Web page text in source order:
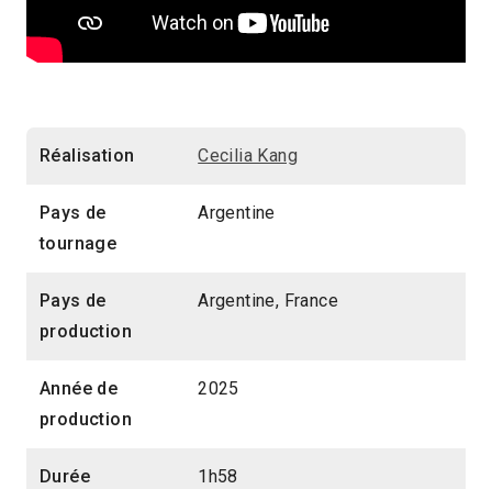
Réalisation Cecilia Kang
Pays de
tournage
Argentine
Pays de
production
Argentine, France
Année de
production
2025
Durée 1h58